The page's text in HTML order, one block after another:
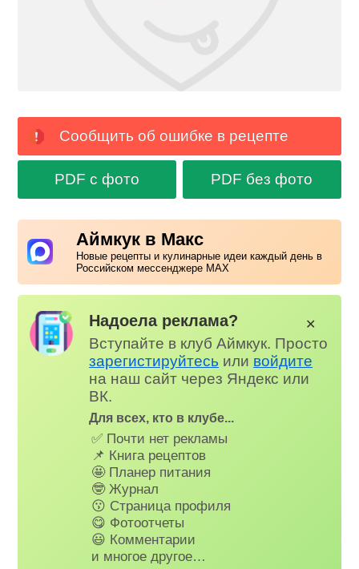
Сообщить об ошибке в рецепте
PDF с фото PDF без фото
Аймкук в Макс
Новые рецепты и кулинарные идеи каждый день в
Российском мессенджере MAX
Надоела реклама?
Вступайте в клуб Аймкук. Просто
зарегистируйтесь или войдите
на наш сайт через Яндекс или
ВК.
Для всех, кто в клубе...
✅ Почти нет рекламы
📌 Книга рецептов
🤩 Планер питания
🤓 Журнал
😗 Страница профиля
😋 Фотоотчеты
😃 Комментарии
и многое другое…
✕